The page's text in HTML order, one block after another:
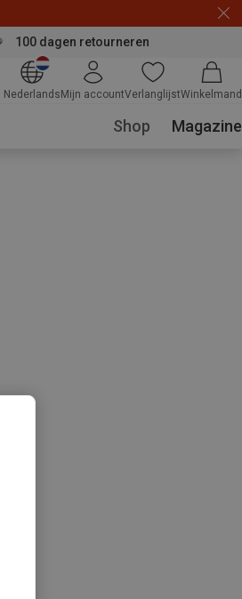
100 dagen retourneren
Nederlands Mijn accountVerlanglijstWinkelmand
Shop Magazine